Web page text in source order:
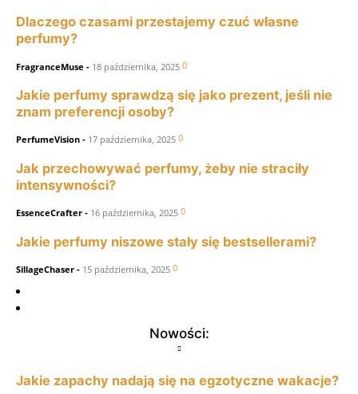
Dlaczego czasami przestajemy czuć własne
perfumy?
FragranceMuse - 18 października, 2025 0
Jakie perfumy sprawdzą się jako prezent, jeśli nie
znam preferencji osoby?
PerfumeVision - 17 października, 2025 0
Jak przechowywać perfumy, żeby nie straciły
intensywności?
EssenceCrafter - 16 października, 2025 0
Jakie perfumy niszowe stały się bestsellerami?
SillageChaser - 15 października, 2025 0
Nowości:
Jakie zapachy nadają się na egzotyczne wakacje?